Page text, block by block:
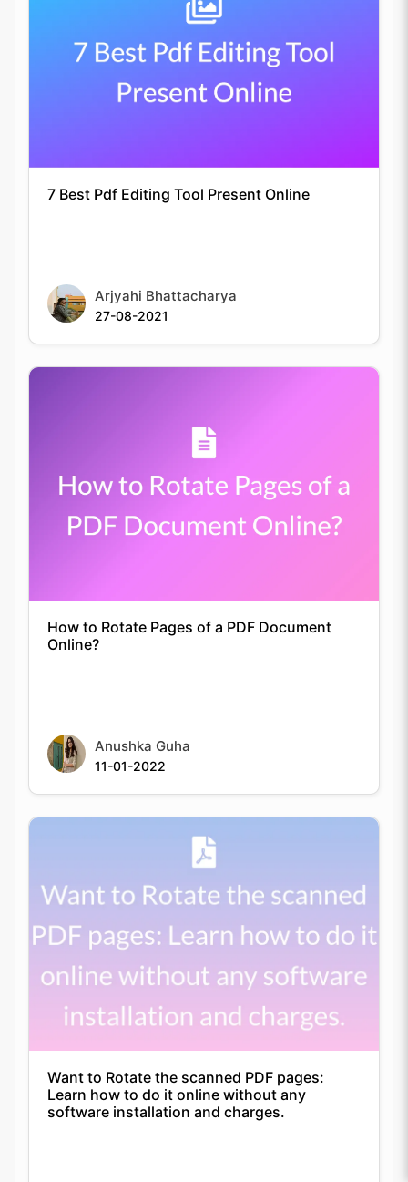
7 Best Pdf Editing Tool Present Online
Arjyahi Bhattacharya
27-08-2021
How to Rotate Pages of a PDF Document
Online?
Anushka Guha
11-01-2022
Want to Rotate the scanned PDF pages:
Learn how to do it online without any
software installation and charges.